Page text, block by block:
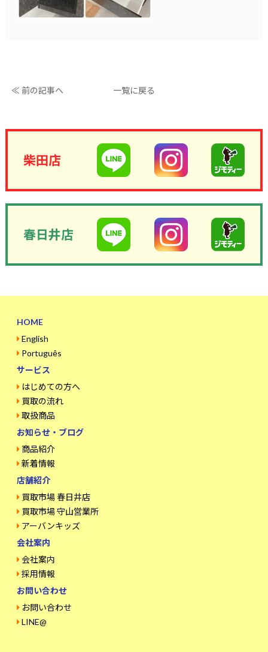
≪ 前の記事へ 一覧に戻る
柴田店
春日井店
HOME
English
Português
サービス
はじめての方へ
買取の流れ
取扱商品
お知らせ・ブログ
商品紹介
新着情報
店舗紹介
買取市場 春日井店
買取市場 守山営業所
アーバンキッズ
会社案内
会社案内
採用情報
お問い合わせ
お問い合わせ
LINE@